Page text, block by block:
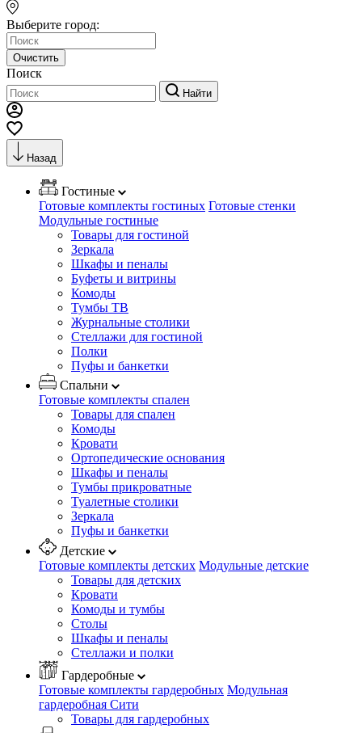
Выберите город:
Очистить
Поиск
Найти
Назад
Гостиные
Готовые комплекты гостиных Готовые стенки
Модульные гостиные
Товары для гостиной
Зеркала
Шкафы и пеналы
Буфеты и витрины
Комоды
Тумбы ТВ
Журнальные столики
Стеллажи для гостиной
Полки
Пуфы и банкетки
Спальни
Готовые комплекты спален
Товары для спален
Комоды
Кровати
Ортопедические основания
Шкафы и пеналы
Тумбы прикроватные
Туалетные столики
Зеркала
Пуфы и банкетки
Детские
Готовые комплекты детских Модульные детские
Товары для детских
Кровати
Комоды и тумбы
Столы
Шкафы и пеналы
Стеллажи и полки
Гардеробные
Готовые комплекты гардеробных Модульная
гардеробная Сити
Товары для гардеробных